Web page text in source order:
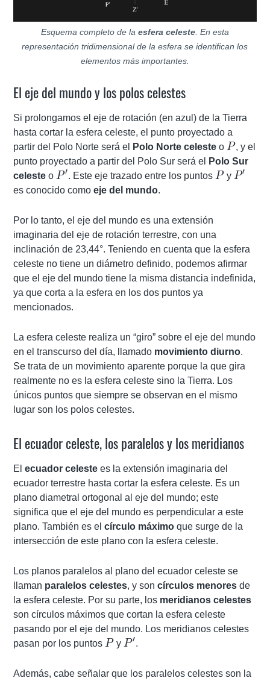
Esquema completo de la esfera celeste. En esta
representación tridimensional de la esfera se identifican los
elementos más importantes.
El eje del mundo y los polos celestes
Si prolongamos el eje de rotación (en azul) de la Tierra
hasta cortar la esfera celeste, el punto proyectado a
partir del Polo Norte será el
Polo Norte celeste o P
P , y el
punto proyectado a partir del Polo Sur será el
Polo Sur
celeste o P'
P′. Este eje trazado entre los puntos P
Py P'
P′
es conocido comoeje del mundo.
Por lo tanto, el eje del mundo es una extensión
imaginaria del eje de rotación terrestre, con una
inclinación de 23,44°. Teniendo en cuenta que la esfera
celeste no tiene un diámetro definido, podemos afirmar
que el eje del mundo tiene la misma distancia indefinida,
ya que corta a la esfera en los dos puntos ya
mencionados.
La esfera celeste realiza un “giro” sobre el eje del mundo
en el transcurso del día, llamado movimiento diurno.
Se trata de un movimiento aparente porque la que gira
realmente no es la esfera celeste sino la Tierra. Los
únicos puntos que siempre se observan en el mismo
lugar son los polos celestes.
El ecuador celeste, los paralelos y los meridianos
Elecuador celeste es la extensión imaginaria del
ecuador terrestre hasta cortar la esfera celeste. Es un
plano diametral ortogonal al eje del mundo; este
significa que el eje del mundo es perpendicular a este
plano. También es elcírculo máximo que surge de la
intersección de este plano con la esfera celeste.
Los planos paralelos al plano del ecuador celeste se
llaman paralelos celestes, y soncírculos menores de
la esfera celeste. Por su parte, los meridianos celestes
son círculos máximos que cortan la esfera celeste
pasando por el eje del mundo. Los meridianos celestes
pasan por los puntos P
P y P'
P′.
Además, cabe señalar que los paralelos celestes son la